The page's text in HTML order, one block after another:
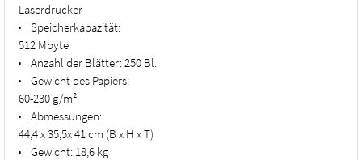
Laserdrucker
•
Speicherkapazität:
512 Mbyte
• Anzahl der Blätter:250 Bl.
•
Gewicht des Papiers:
60-230 g/m²
•
Abmessungen:
44,4 x 35,5x 41 cm (B x H x T)
• Gewicht: 18,6 kg